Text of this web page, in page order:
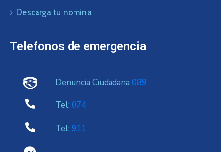
Descarga tu nomina
Telefonos de emergencia
Denuncia Ciudadana 089
Tel: 074
Tel: 911